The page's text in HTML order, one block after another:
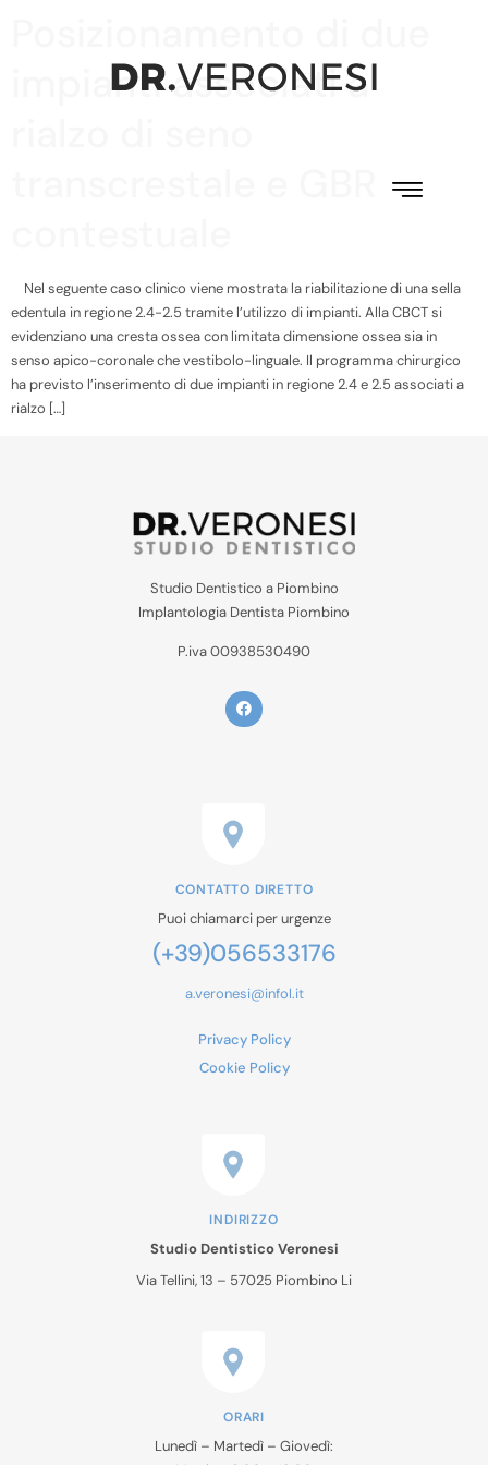
impianti associati a
Nel seguente caso clinico viene mostrata la riabilitazione di una sella
edentula in regione 2.4-2.5 tramite l’utilizzo di impianti. Alla CBCT si
evidenziano una cresta ossea con limitata dimensione ossea sia in
senso apico-coronale che vestibolo-linguale. Il programma chirurgico
ha previsto l’inserimento di due impianti in regione 2.4 e 2.5 associati a
rialzo […]
Studio Dentistico a Piombino
Implantologia Dentista Piombino
P.iva 00938530490
CONTATTO DIRETTO
Puoi chiamarci per urgenze
(+39)056533176
a.veronesi@infol.it
Privacy Policy
Cookie Policy
INDIRIZZO
Studio Dentistico Veronesi
Via Tellini, 13 – 57025 Piombino Li
ORARI
Lunedì – Martedì – Giovedì: